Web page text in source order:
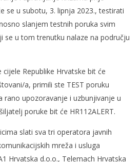
se u subotu, 3. lipnja 2023., testirati
slanjem testnih poruka svim
se u tom trenutku nalaze na području
Republike Hrvatske bit će
a, primili ste TEST poruku
rano upozoravanje i uzbunjivanje u
poruke bit će HR112ALERT.
slati sva tri operatora javnih
mreža i usluga
Hrvatska d.o.o., Telemach Hrvatska